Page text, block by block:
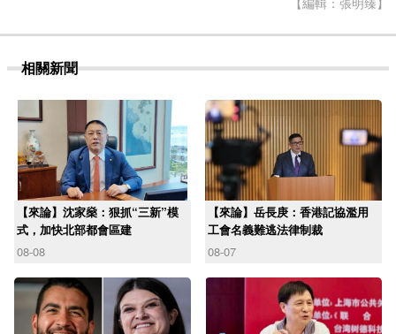
相關新聞
【來論】沈家燊：狠抓“三新”模
式，加快北部都會區建
08-08
【來論】岳長庚：香港記協濫用
工會名義難逃法律制裁
08-07